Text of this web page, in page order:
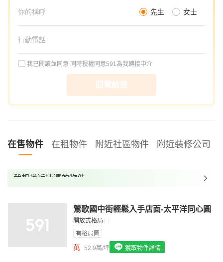
先生 女士
我已閱讀並同意 同時授權同意591為我轉接中介
回電給我
在售物件 在租物件 附近社區物件 附近裝修公司
我想找近捷運的物件
我想找配備瓦斯爐的物件
我想找廁所開窗的物件
我想找具垃圾處理的物件
鶯歌國中街輕鬆入手店面-太平洋同心圓
開放式格局
有格局圖
萬 52.9萬/坪 獲取物件詳情